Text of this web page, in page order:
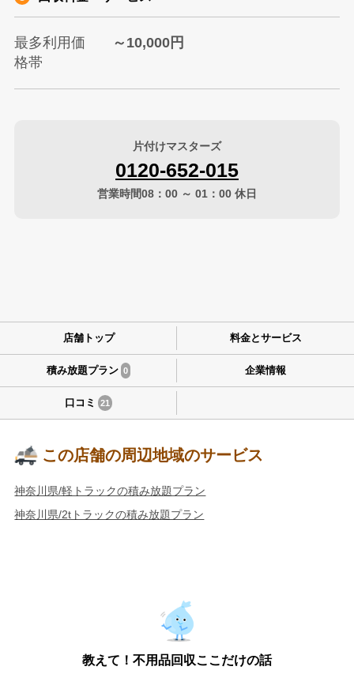
最多利用価
格帯
～10,000円
片付けマスターズ
0120-652-015
営業時間08：00 ～ 01：00 休日
店舗トップ 料金とサービス
積み放題プラン 0 企業情報
口コミ 21
この店舗の周辺地域のサービス
神奈川県/軽トラックの積み放題プラン
神奈川県/2tトラックの積み放題プラン
教えて！不用品回収ここだけの話